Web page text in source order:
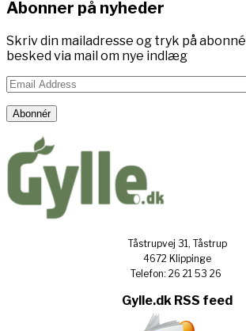
Abonner på nyheder
Skriv din mailadresse og tryk på
besked via mail om nye indlæg
Email
Abonnér
Tåstrupvej 31, Tåstrup
4672 Klippinge
Telefon: 26 21 53 26
Gylle.dk RSS feed